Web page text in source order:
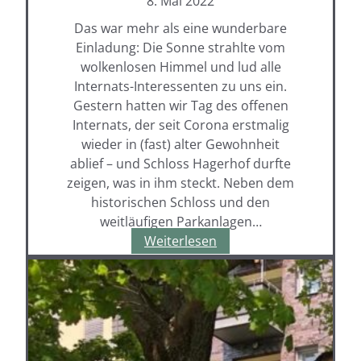
Das war mehr als eine wunderbare
Einladung: Die Sonne strahlte vom
wolkenlosen Himmel und lud alle
Internats-Interessenten zu uns ein.
Gestern hatten wir Tag des offenen
Internats, der seit Corona erstmalig
wieder in (fast) alter Gewohnheit
ablief – und Schloss Hagerhof durfte
zeigen, was in ihm steckt. Neben dem
historischen Schloss und den
weitläufigen Parkanlagen…
Weiterlesen
des
offenen
Internats
–
Schloss
Hagerhof